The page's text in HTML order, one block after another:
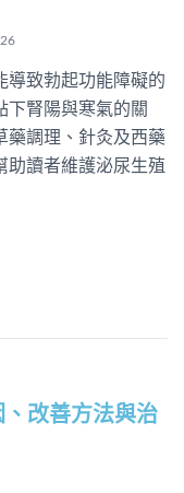
導致勃起功能障礙的
下腎陽與寒氣的關
藥調理、針灸及西藥
助讀者維護泌尿生殖
改善方法與治